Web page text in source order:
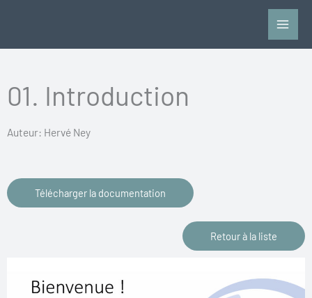
01. Introduction
Auteur: Hervé Ney
Télécharger la documentation
Retour à la liste